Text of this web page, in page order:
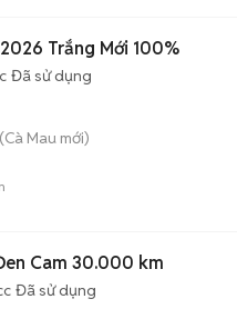
Trắng Mới 100%
Đã sử dụng
(Cà Mau mới)
Cam 30.000 km
Đã sử dụng